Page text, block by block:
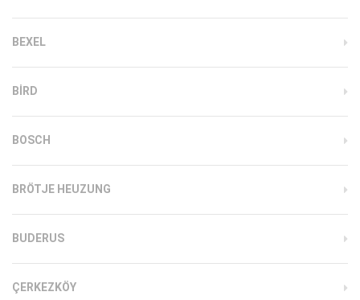
BEXEL
BIRD
BOSCH
BRÖTJE HEUZUNG
BUDERUS
ÇERKEZKÖY